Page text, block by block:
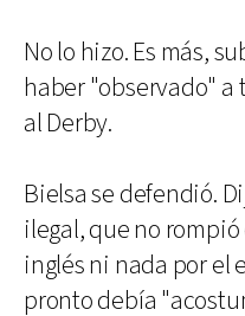
No lo hizo. Es más,
haber "observado" a
al Derby.
Bielsa se defendió.
ilegal, que no
inglés ni nada por el
pronto debía